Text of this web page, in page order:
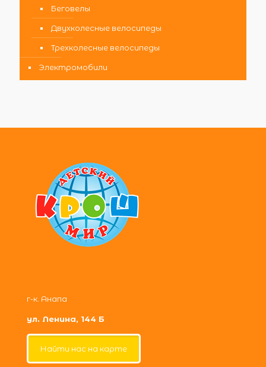
Беговелы
Двухколесные велосипеды
Трехколесные велосипеды
Электромобили
г-к. Анапа
ул. Ленина, 144 Б
Найти нас на карте